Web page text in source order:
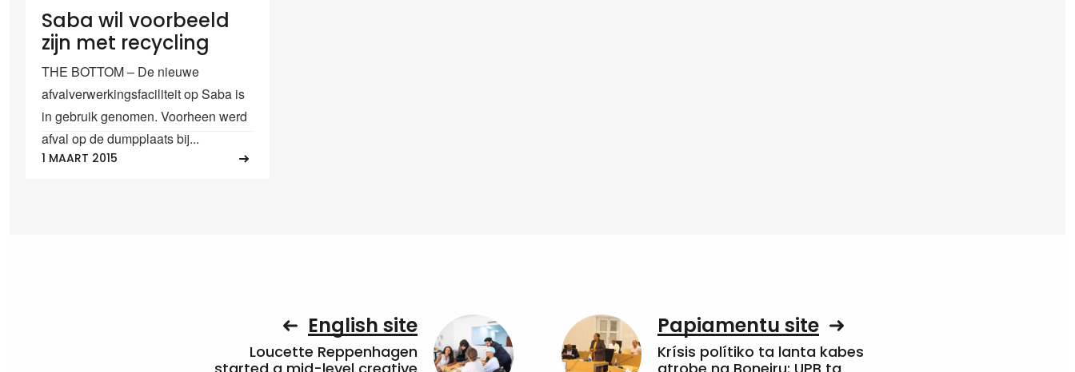
Saba wil voorbeeld
zijn met recycling
THE BOTTOM – De nieuwe
afvalverwerkingsfaciliteit op Saba is
in gebruik genomen. Voorheen werd
afval op de dumpplaats bij...
1 MAART 2015
English site
Loucette Reppenhagen
Papiamentu site
Krísis polítiko ta lanta kabes